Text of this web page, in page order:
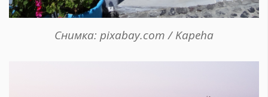
Снимка: pixabay.com / Kapeha